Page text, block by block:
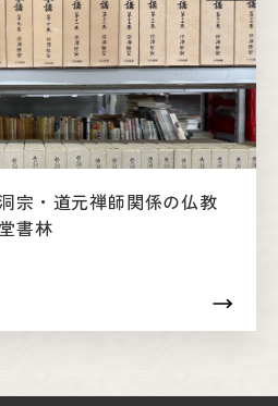
宗・道元禅師関係の仏教
書林